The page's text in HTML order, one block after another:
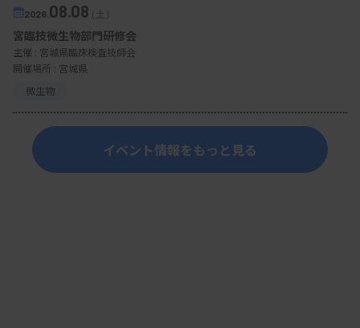
2026. 08.08（土）
宮臨技微生物部門研修会
主催 : 宮城県臨床検査技師会
開催場所 : 宮城県
微生物
イベント情報をもっと見る